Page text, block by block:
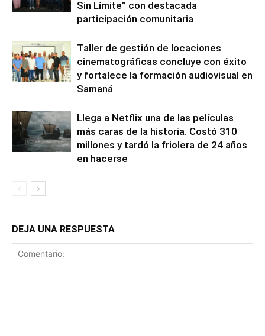
Sin Límite” con destacada
participación comunitaria
Taller de gestión de locaciones
cinematográficas concluye con éxito
y fortalece la formación audiovisual en
Samaná
Llega a Netflix una de las películas
más caras de la historia. Costó 310
millones y tardó la friolera de 24 años
en hacerse
DEJA UNA RESPUESTA